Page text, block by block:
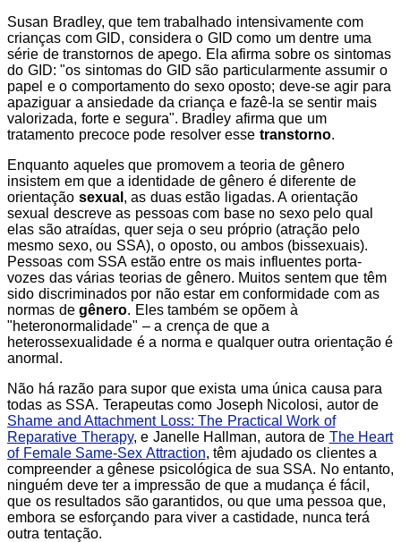
Susan Bradley, que tem trabalhado intensivamente com
crianças com GID, considera o GID como um dentre uma
série de transtornos de apego. Ela afirma sobre os sintomas
do GID: "os sintomas do GID são particularmente assumir o
papel e o comportamento do sexo oposto; deve-se agir para
apaziguar a ansiedade da criança e fazê-la se sentir mais
valorizada, forte e segura". Bradley afirma que um
tratamento precoce pode resolver esse transtorno.
Enquanto aqueles que promovem a teoria de gênero
insistem em que a identidade de gênero é diferente de
orientação sexual , as duas estão ligadas. A orientação
sexual descreve as pessoas com base no sexo pelo qual
elas são atraídas, quer seja o seu próprio (atração pelo
mesmo sexo, ou SSA), o oposto, ou ambos (bissexuais).
Pessoas com SSA estão entre os mais influentes porta-
vozes das várias teorias de gênero. Muitos sentem que têm
sido discriminados por não estar em conformidade com as
normas de gênero. Eles também se opõem à
"heteronormalidade" – a crença de que a
heterossexualidade é a norma e qualquer outra orientação é
anormal.
Não há razão para supor que exista uma única causa para
todas as SSA. Terapeutas como Joseph Nicolosi, autor de
Shame and Attachment Loss: The Practical Work of
Reparative Therapy, e Janelle Hallman, autora de The Heart
of Female Same-Sex Attraction, têm ajudado os clientes a
compreender a gênese psicológica de sua SSA. No entanto,
ninguém deve ter a impressão de que a mudança é fácil,
que os resultados são garantidos, ou que uma pessoa que,
embora se esforçando para viver a castidade, nunca terá
outra tentação.